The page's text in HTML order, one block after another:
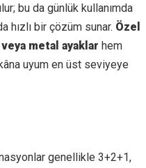
bu da günlük kullanımda
hızlı bir çözüm sunar. Özel
metal ayaklar hem
uyum en üst seviyeye
genellikle 3+2+1,